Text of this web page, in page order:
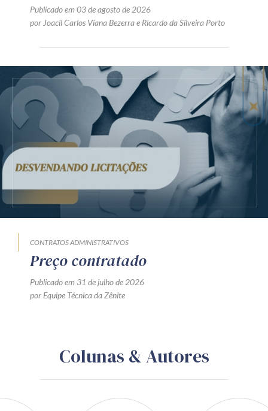
Publicado em 03 de agosto de 2026
por Joacil Carlos Viana Bezerrae Ricardo da Silveira Porto
CONTRATOS ADMINISTRATIVOS
Preço contratado
Publicado em 31 de julho de 2026
por Equipe Técnica da Zênite
Colunas & Autores